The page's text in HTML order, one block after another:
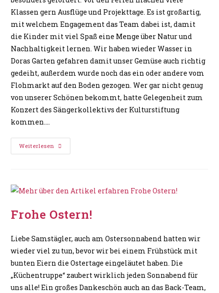
Klassen gern Ausflüge und Projekttage. Es ist großartig,
mit welchem Engagement das Team dabei ist, damit
die Kinder mit viel Spaß eine Menge über Natur und
Nachhaltigkeit lernen. Wir haben wieder Wasser in
Doras Garten gefahren damit unser Gemüse auch richtig
gedeiht, außerdem wurde noch das ein oder andere vom
Flohmarkt auf den Boden gezogen. Wer gar nicht genug
von unserer Schönen bekommt, hatte Gelegenheit zum
Konzert des Sängerkollektivs der Kulturstiftung
kommen.…
Weiterlesen
Frohe Ostern!
Liebe Samstägler, auch am Ostersonnabend hatten wir
wieder viel zu tun, bevor wir bei einem Frühstück mit
bunten Eiern die Ostertage eingeläutet haben. Die
„Küchentruppe“ zaubert wirklich jeden Sonnabend für
uns alle! Ein großes Dankeschön auch an das Back-Team,